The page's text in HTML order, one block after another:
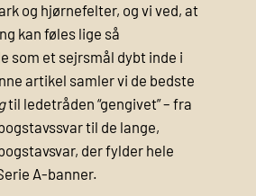
og hjørnefelter, og vi ved, at
kan føles lige så
som et sejrsmål dybt inde i
artikel samler vi de bedste
til ledetråden “gengivet” – fra
til de lange,
der fylder hele
A-banner.